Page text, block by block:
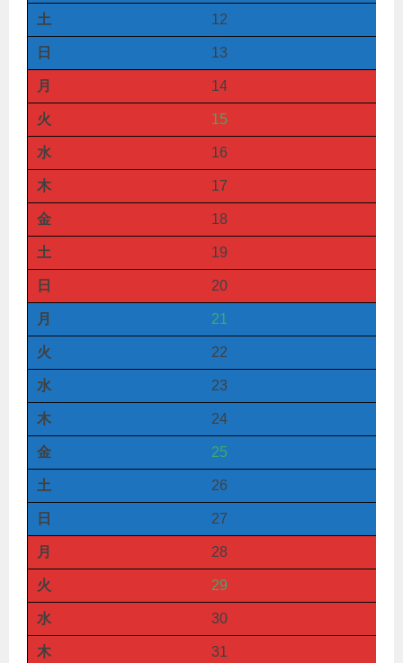
土 12
日 13
月 14
火 15
水 16
木 17
金 18
土 19
日 20
月 21
火 22
水 23
木 24
金 25
土 26
日 27
月 28
火 29
水 30
木 31